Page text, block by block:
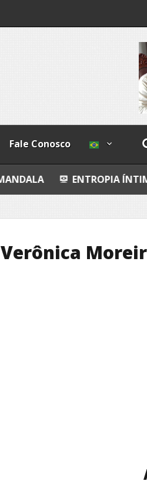
Fale Conosco
ENTROPIA ÍNTIMA
Verônica